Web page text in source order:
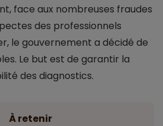
face aux nombreuses fraudes
des professionnels
le gouvernement a décidé de
Le but est de garantir la
des diagnostics.
À retenir